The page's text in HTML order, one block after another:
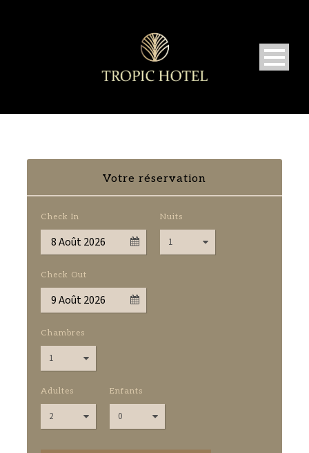
Votre réservation
Check In Nuits
Check Out
Chambres
Adultes Enfants